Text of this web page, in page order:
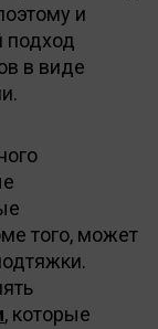
и
подход
в виде
того, может
, которые